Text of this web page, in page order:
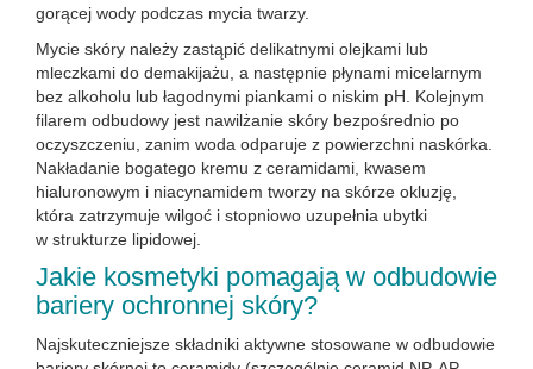
gorącej wody podczas mycia twarzy.
Mycie skóry należy zastąpić delikatnymi olejkami lub
mleczkami do demakijażu, a następnie płynami micelarnym
bez alkoholu lub łagodnymi piankami o niskim pH. Kolejnym
filarem odbudowy jest nawilżanie skóry bezpośrednio po
oczyszczeniu, zanim woda odparuje z powierzchni naskórka.
Nakładanie bogatego kremu z ceramidami, kwasem
hialuronowym i niacynamidem tworzy na skórze okluzję,
która zatrzymuje wilgoć i stopniowo uzupełnia ubytki
w strukturze lipidowej.
Jakie kosmetyki pomagają w odbudowie
bariery ochronnej skóry?
Najskuteczniejsze składniki aktywne stosowane w odbudowie